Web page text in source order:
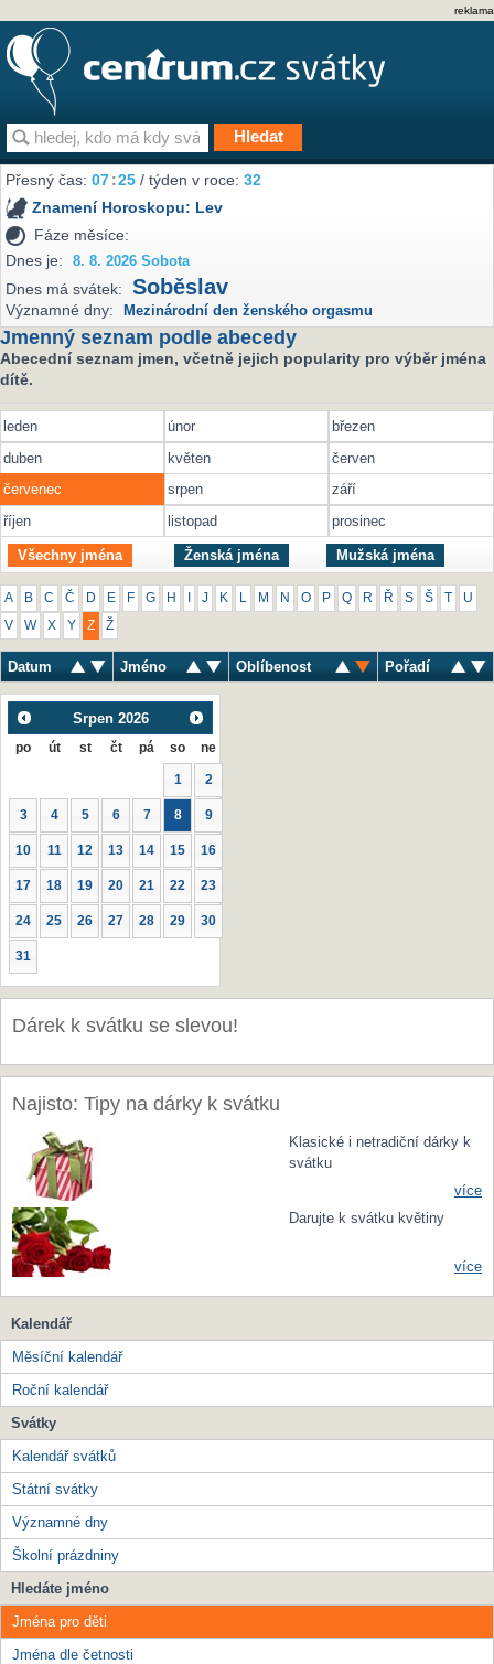
reklama
Přesný čas:07:25 / týden v roce:32
Znamení Horoskopu: Lev
Fáze měsíce:
Dnes je:
8. 8. 2026 Sobota
Dnes má svátek: Soběslav
Významné dny: Mezinárodní den ženského orgasmu
Jmenný seznam podle abecedy
Abecední seznam jmen, včetně jejich popularity pro výběr jména
dítě.
leden únor
březen
duben
květen
červen
červenec
srpen
září
říjen
listopad prosinec
Všechny jména Ženská jména Mužská jména
A B C Č D E F G H J K M N O P Q R Ř S Š U
V W X Y Z Ž
Datum Jméno Oblíbenost Pořadí
Srpen 2026
po út st čt pá so ne
1 2
3 4 5 6 7 8 9
10 11 12 13 14 15 16
17 18 19 20 21 22 23
24 25 26 27 28 29 30
31
Dárek k svátku se slevou!
Najisto: Tipy na dárky k svátku
Klasické i netradiční dárky k
svátku
více
Darujte k svátku květiny
více
Kalendář
Měsíční kalendář
Roční kalendář
Svátky
Kalendář svátků
Státní svátky
Významné dny
Školní prázdniny
Hledáte jméno
Jména pro děti
Jména dle četnosti